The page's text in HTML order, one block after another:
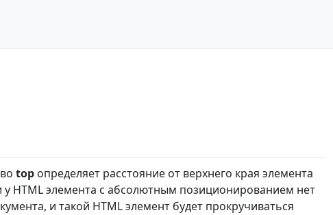
top определяет расстояние от верхнего края элемента
у HTML элемента с абсолютным позиционированием нет
и такой HTML элемент будет прокручиваться